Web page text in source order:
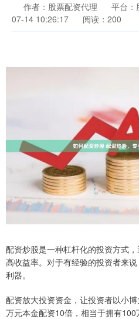
作者：股票配资代理 平台：
07-14 10:26:17
阅读：200
配资炒股是一种杠杆化的投资方式
高收益率。对于有经验的投资者来
利器。
配资放大投资资金，让投资者以小
万元本金配资10倍，相当于拥有100